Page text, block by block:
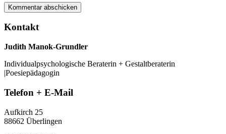
Kontakt
Judith Manok-Grundler
Individualpsychologische Beraterin + Gestaltberaterin
|Poesiepädagogin
Telefon + E-Mail
Aufkirch 25
88662 Überlingen